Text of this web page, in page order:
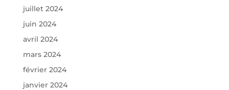
juillet 2024
juin 2024
avril 2024
mars 2024
février 2024
janvier 2024